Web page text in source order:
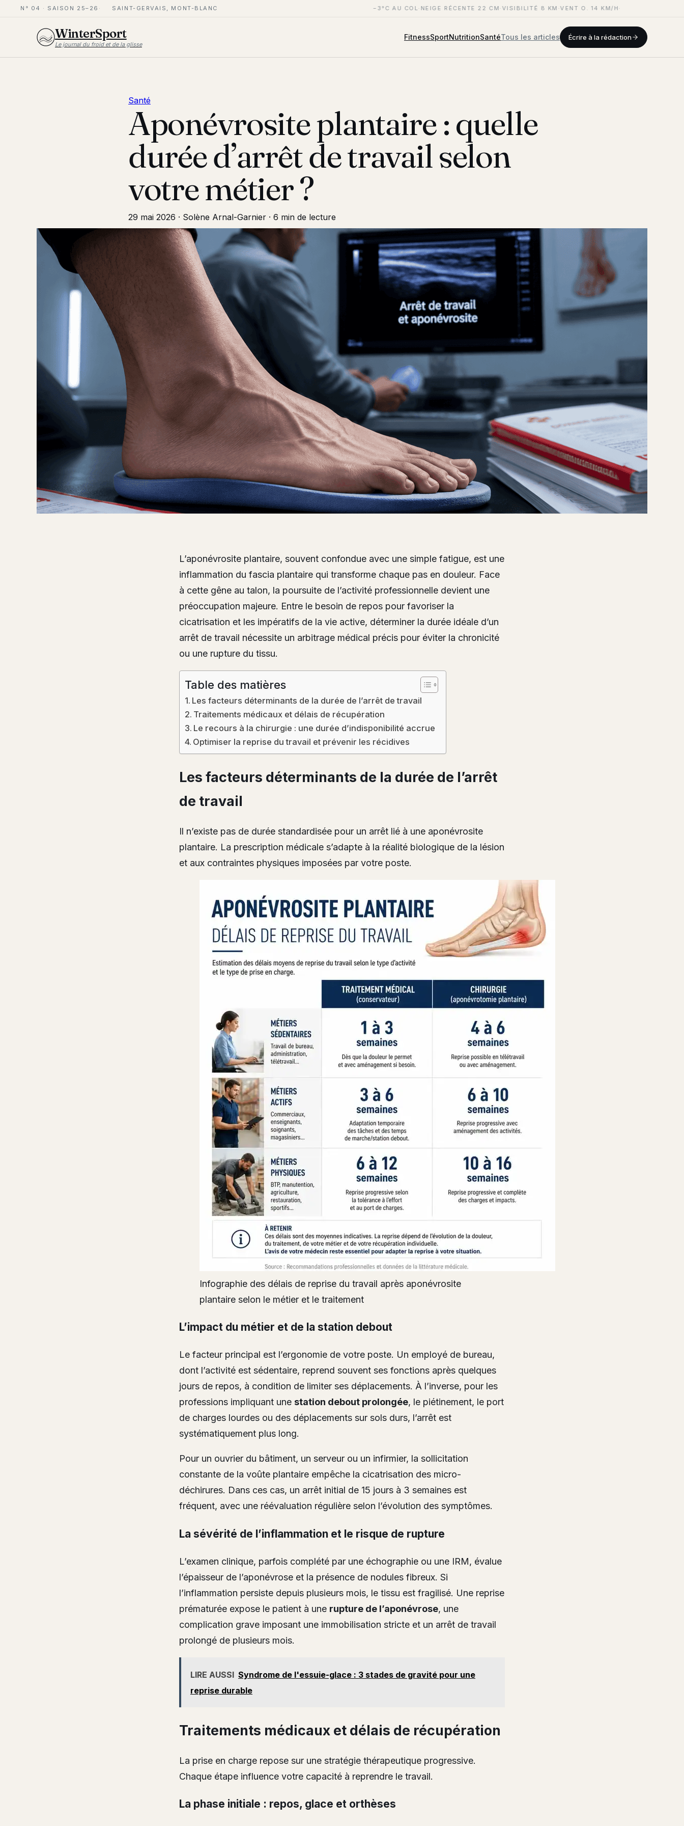
N° 04 · SAISON 25–26 SAINT-GERVAIS, MONT-BLANC −3°C AU COL·NEIGE RÉCENTE 22 CM·VISIBILITÉ 8 KM· VENT O. 14 KM/H·
WinterSport
Le journal du froid et de la glisse
FitnessSportNutritionSantéTous les articles Écrire à la rédaction
Santé
Aponévrosite plantaire : quelle
durée d’arrêt de travail selon
votre métier ?
29 mai 2026 · Solène Arnal-Garnier · 6 min de lecture
L’aponévrosite plantaire, souvent confondue avec une simple fatigue, est une
inflammation du fascia plantaire qui transforme chaque pas en douleur. Face
à cette gêne au talon, la poursuite de l’activité professionnelle devient une
préoccupation majeure. Entre le besoin de repos pour favoriser la
cicatrisation et les impératifs de la vie active, déterminer la durée idéale d’un
arrêt de travail nécessite un arbitrage médical précis pour éviter la chronicité
ou une rupture du tissu.
Table des matières
Les facteurs déterminants de la durée de l’arrêt de travail
Traitements médicaux et délais de récupération
Le recours à la chirurgie : une durée d’indisponibilité accrue
Optimiser la reprise du travail et prévenir les récidives
Les facteurs déterminants de la durée de l’arrêt
de travail
Il n’existe pas de durée standardisée pour un arrêt lié à une aponévrosite
plantaire. La prescription médicale s’adapte à la réalité biologique de la lésion
et aux contraintes physiques imposées par votre poste.
Infographie des délais de reprise du travail après aponévrosite
plantaire selon le métier et le traitement
L’impact du métier et de la station debout
Le facteur principal est l’ergonomie de votre poste. Un employé de bureau,
dont l’activité est sédentaire, reprend souvent ses fonctions après quelques
jours de repos, à condition de limiter ses déplacements. À l’inverse, pour les
professions impliquant une station debout prolongée, le piétinement, le port
de charges lourdes ou des déplacements sur sols durs, l’arrêt est
systématiquement plus long.
Pour un ouvrier du bâtiment, un serveur ou un infirmier, la sollicitation
constante de la voûte plantaire empêche la cicatrisation des micro-
déchirures. Dans ces cas, un arrêt initial de 15 jours à 3 semaines est
fréquent, avec une réévaluation régulière selon l’évolution des symptômes.
La sévérité de l’inflammation et le risque de rupture
L’examen clinique, parfois complété par une échographie ou une IRM, évalue
l’épaisseur de l’aponévrose et la présence de nodules fibreux. Si
l’inflammation persiste depuis plusieurs mois, le tissu est fragilisé. Une reprise
prématurée expose le patient à une rupture de l’aponévrose, une
complication grave imposant une immobilisation stricte et un arrêt de travail
prolongé de plusieurs mois.
LIRE AUSSI Syndrome de l'essuie-glace : 3 stades de gravité pour une
reprise durable
Traitements médicaux et délais de récupération
La prise en charge repose sur une stratégie thérapeutique progressive.
Chaque étape influence votre capacité à reprendre le travail.
La phase initiale : repos, glace et orthèses